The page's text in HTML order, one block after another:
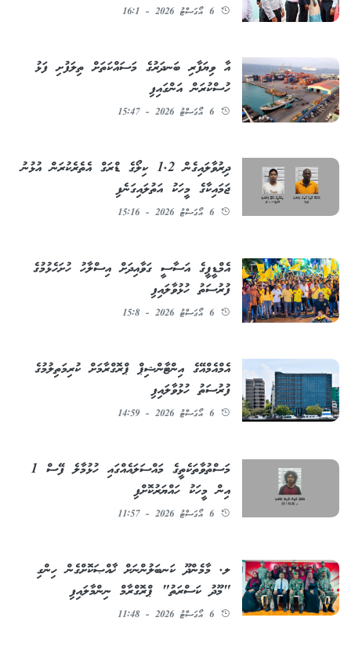
6 އޯގަސްޓު 2026 - 16:1
އާ ވިޔަފާރި ބަނދަރުގެ މަސައްކަތަށް ތިލަފުށި ފަޅު
ހުސްކުރަން އަންގައިފި
6 އޯގަސްޓު 2026 - 15:47
ދިރުވާލައިގެން 1.2 ކިލޯގެ ޑްރަގް އެތެރެކުރަން އުޅުނު
ޖަމައިކާގެ މީހަކު އަތުލައިގަނެފި
6 އޯގަސްޓު 2026 - 15:16
އެމްޑީޕީގެ އަސާސީ ގަވާއިދަށް އިސްލާހު ހުށަހެޅުމުގެ
ފުރުސަތު ހުޅުވާލައިފި
6 އޯގަސްޓު 2026 - 15:8
އެމްއެމްއޭގެ އިންޓާންޝިޕް ޕްރޮގްރާމަށް ކުރިމަތިލުމުގެ
ފުރުސަތު ހުޅުވާލައިފި
6 އޯގަސްޓު 2026 - 14:59
މަސްތުވާތަކެތީގެ މައްސަލައެއްގައި ހުޅުމާލެ ފޭސް 1
އިން މީހަކު ހައްޔަރުކޮށްފި
6 އޯގަސްޓު 2026 - 11:57
ލ. މާމެންދޫ ކަނބަލުންނަށް ޚާއްޞަކޮށްގެން ހިންގި
"މޫދު ކަސްރަތު" ޕްރޮގްރާމް ނިންމާލައިފި
6 އޯގަސްޓު 2026 - 11:48